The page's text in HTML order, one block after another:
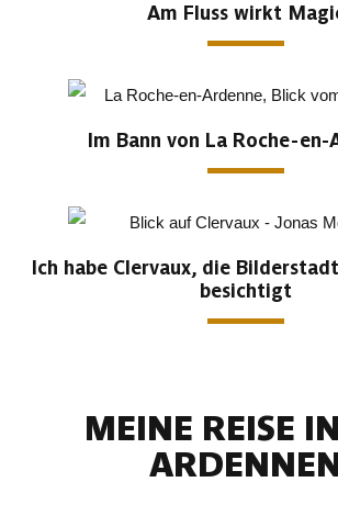
Am Fluss wirkt
Im Bann von La Roche-en-
Ich habe Clervaux, die
besichtigt
MEINE REISE